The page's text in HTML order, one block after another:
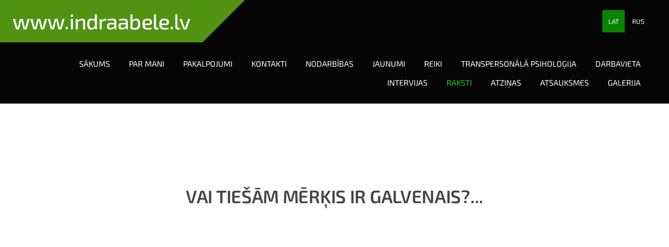
www.indraabele.lv
SĀKUMS PAR MANI PAKALPOJUMI KONTAKTI NODARBĪBAS JAUNUMI REIKI TRANSPERSONĀLĀ PSIHOLOĢIJA
DARBAVIETA
INTERVIJAS
RAKSTI ATZIŅAS ATSAUKSMES GALERIJA
LAT RUS
VAI TIEŠĀM MĒRĶIS IR GALVENAIS?...